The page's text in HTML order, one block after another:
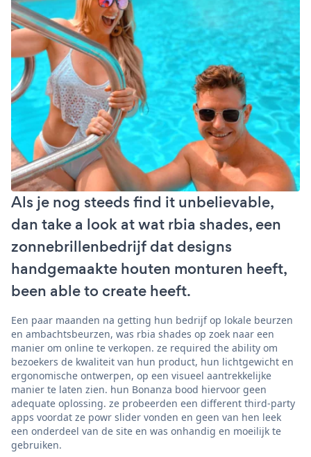
Als je nog steeds find it unbelievable,
dan take a look at wat rbia shades, een
zonnebrillenbedrijf dat designs
handgemaakte houten monturen heeft,
been able to create heeft.
Een paar maanden na getting hun bedrijf op lokale beurzen
en ambachtsbeurzen, was rbia shades op zoek naar een
manier om online te verkopen. ze required the ability om
bezoekers de kwaliteit van hun product, hun lichtgewicht en
ergonomische ontwerpen, op een visueel aantrekkelijke
manier te laten zien. hun Bonanza bood hiervoor geen
adequate oplossing. ze probeerden een different third-party
apps voordat ze powr slider vonden en geen van hen leek
een onderdeel van de site en was onhandig en moeilijk te
gebruiken.